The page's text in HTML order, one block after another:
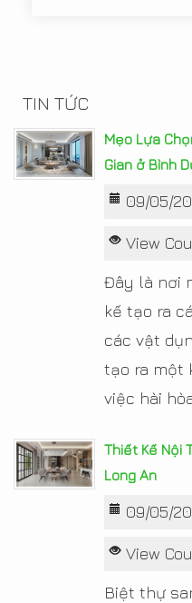
TIN TỨC
Mẹo Lựa
Gian ở Bình
09/05/
View
Đây là nơi
kế tạo ra
các vật
tạo ra một
việc hài
Thiết Kế Nội
Long An
09/05/
View
Biệt thự